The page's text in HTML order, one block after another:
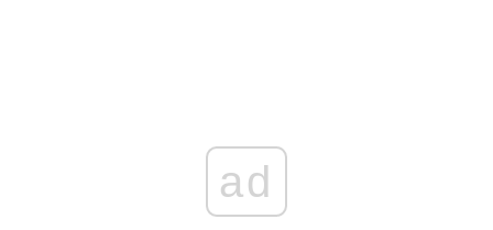
ad